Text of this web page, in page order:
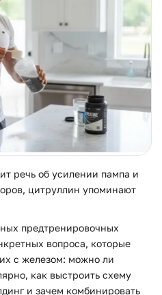
речь об усилении пампа и
цитруллин упоминают
предтренировочных
вопроса, которые
с железом: можно ли
как выстроить схему
и зачем комбинировать